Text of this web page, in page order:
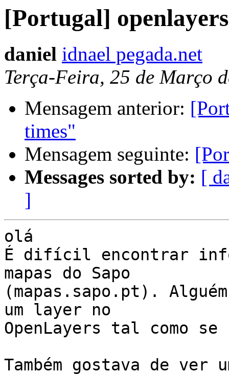
[Portugal]
daniel idnael pegada.net
Terça-Feira, 25 de Março
Mensagem anterior:
times"
Mensagem seguinte:
Messages sorted by: [
]
olá
É difícil encontrar
mapas do Sapo
(mapas.sapo.pt).
um layer no
OpenLayers tal como se
Também gostava de ver